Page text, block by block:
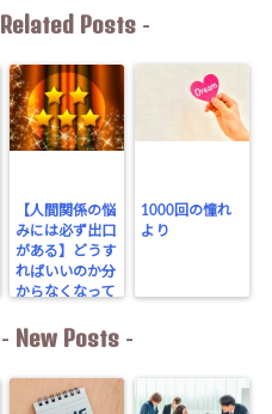
Related Posts-
【人間関係の悩
みには必ず出口
がある】どうす
ればいいのか分
からなくなって
1000回の憧れ
より
New Posts -